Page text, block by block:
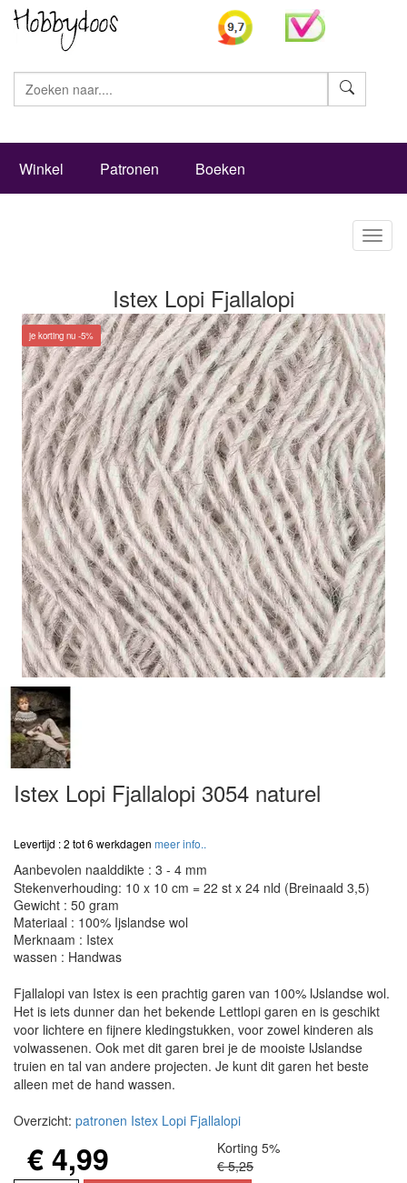
Winkel Patronen Boeken
Istex Lopi Fjallalopi
je korting nu -5%
Istex Lopi Fjallalopi 3054 naturel
Levertijd : 2 tot 6 werkdagen meer info..
Aanbevolen naalddikte : 3 - 4 mm
Stekenverhouding: 10 x 10 cm = 22 st x 24 nld (Breinaald 3,5)
Gewicht : 50 gram
Materiaal : 100% Ijslandse wol
Merknaam : Istex
wassen : Handwas
Fjallalopi van Istex is een prachtig garen van 100% IJslandse wol.
Het is iets dunner dan het bekende Lettlopi garen en is geschikt
voor lichtere en fijnere kledingstukken, voor zowel kinderen als
volwassenen. Ook met dit garen brei je de mooiste IJslandse
truien en tal van andere projecten. Je kunt dit garen het beste
alleen met de hand wassen.
Overzicht: patronen Istex Lopi Fjallalopi
€ 4,99
Korting 5%
€ 5,25